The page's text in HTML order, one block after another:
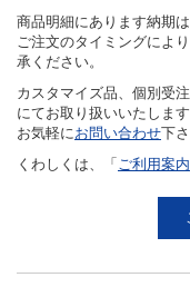
商品明細にあります納期
ご注文のタイミングによ
承ください。
カスタマイズ品、個別受
にてお取り扱いいたします
お気軽にお問い合わせ下さ
くわしくは、「 ご利用案内